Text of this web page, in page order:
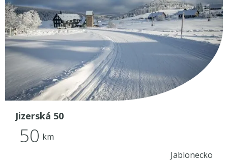
Jizerská 50
50 km
Jablonecko